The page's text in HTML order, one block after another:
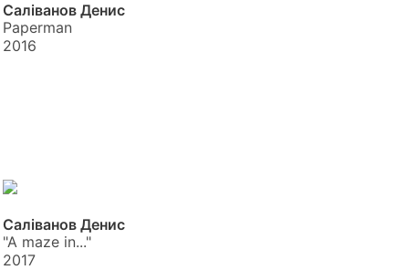
Саліванов Денис
Pаperman
2016
Саліванов Денис
"A maze in..."
2017